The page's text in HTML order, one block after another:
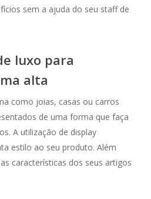
sem a ajuda do seu staff de
luxo para
alta
como joias, casas ou carros
de uma forma que faça
A utilização de display
estilo ao seu produto. Além
características dos seus artigos